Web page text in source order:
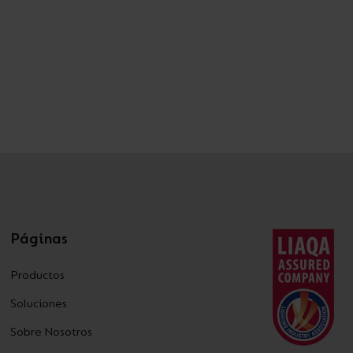
Páginas
Productos
Soluciones
Sobre Nosotros